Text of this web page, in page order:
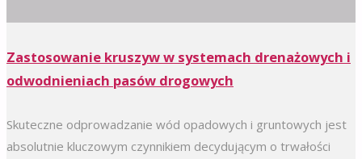
Zastosowanie kruszyw w systemach drenażowych i
odwodnieniach pasów drogowych
Skuteczne odprowadzanie wód opadowych i gruntowych jest
absolutnie kluczowym czynnikiem decydującym o trwałości